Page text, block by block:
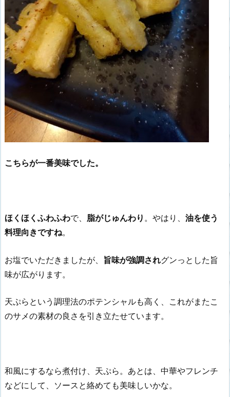
こちらが一番美味でした。
ほくほくふわふわで、 脂がじゅんわり 。やはり、 油を使う
料理向きですね。
お塩でいただきましたが、 旨味が強調されグンっとした旨
味が広がります。
天ぷらという調理法のポテンシャルも高く、これがまたこ
のサメの素材の良さを引き立たせています。
和風にするなら煮付け、天ぷら。あとは、中華やフレンチ
などにして、ソースと絡めても美味しいかな。